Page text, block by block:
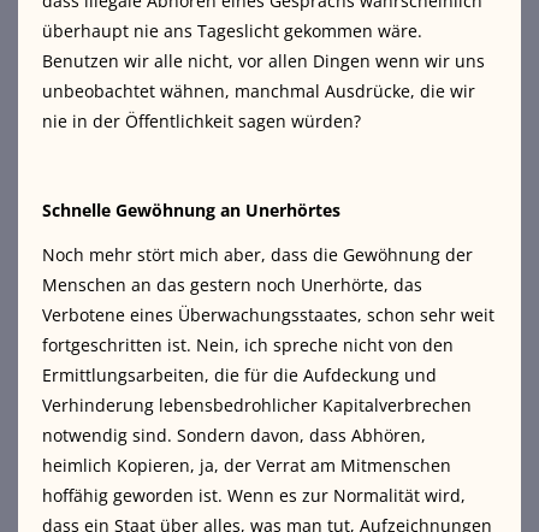
überhaupt nie ans Tageslicht gekommen wäre.
Benutzen wir alle nicht, vor allen Dingen wenn wir uns
unbeobachtet wähnen, manchmal Ausdrücke, die wir
nie in der Öffentlichkeit sagen würden?
Schnelle Gewöhnung an Unerhörtes
Noch mehr stört mich aber, dass die Gewöhnung der
Menschen an das gestern noch Unerhörte, das
Verbotene eines Überwachungsstaates, schon sehr weit
fortgeschritten ist. Nein, ich spreche nicht von den
Ermittlungsarbeiten, die für die Aufdeckung und
Verhinderung lebensbedrohlicher Kapitalverbrechen
notwendig sind. Sondern davon, dass Abhören,
heimlich Kopieren, ja, der Verrat am Mitmenschen
hoffähig geworden ist. Wenn es zur Normalität wird,
dass ein Staat über alles, was man tut, Aufzeichnungen